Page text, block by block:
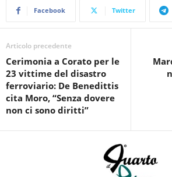
Facebook Twitter
Articolo precedente
Cerimonia a Corato per le
23 vittime del disastro
ferroviario: De Benedittis
cita Moro, “Senza dovere
non ci sono diritti”